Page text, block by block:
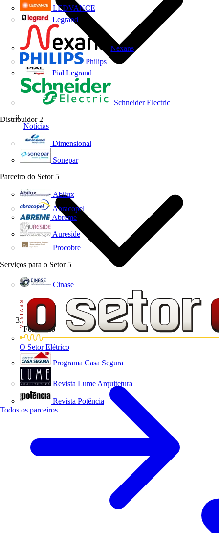
LEDVANCE
Legrand
Nexans
Philips
Pial Legrand
Schneider Electric
Distribuidor 2
Dimensional
Sonepar
Parceiro do Setor 5
Abilux
Abracopel
Abreme
Aureside
Procobre
Serviços para o Setor 5
Cinase
O Setor Elétrico
Programa Casa Segura
Revista Lume Arquitetura
Revista Potência
Todos os parceiros
Notícias
Formativo